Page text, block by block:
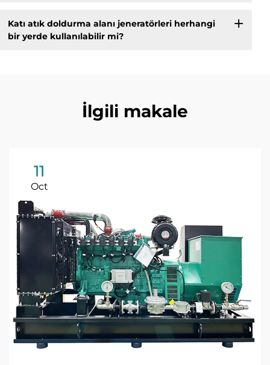
Katı atık doldurma alanı jeneratörleri herhangi
bir yerde kullanılabilir mi?
İlgili makale
11
Oct